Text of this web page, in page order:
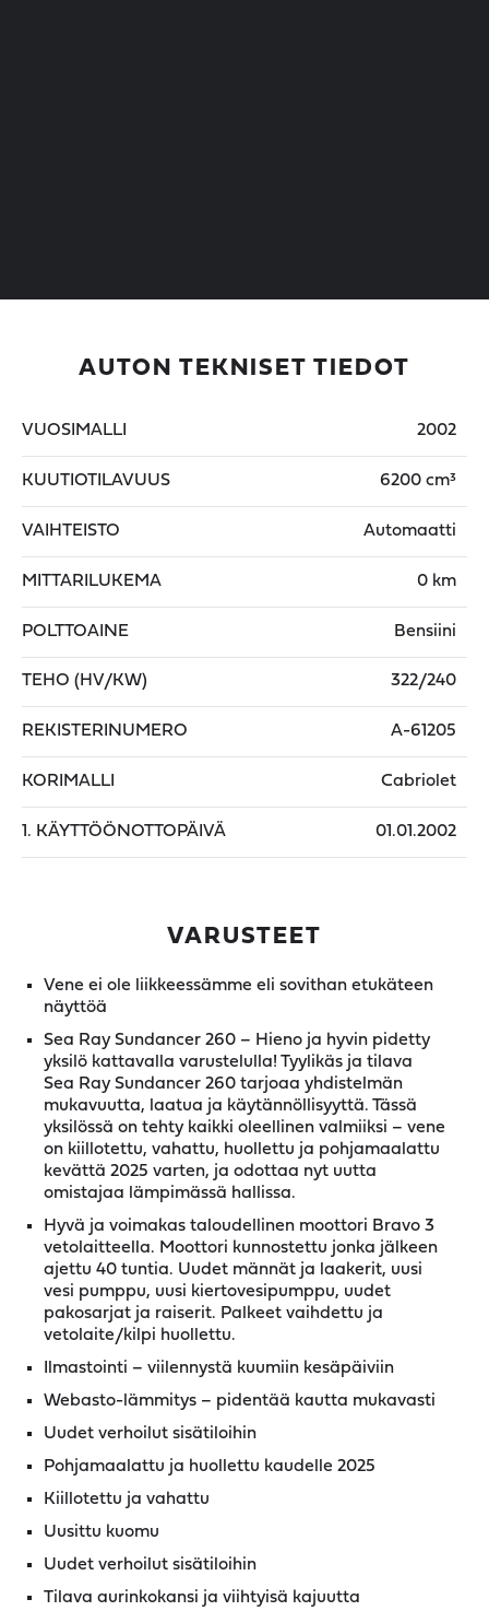
AUTON TEKNISET TIEDOT
VUOSIMALLI 2002
KUUTIOTILAVUUS 6200 cm³
VAIHTEISTO Automaatti
MITTARILUKEMA 0 km
POLTTOAINE Bensiini
TEHO (HV/KW) 322/240
REKISTERINUMERO A-61205
KORIMALLI Cabriolet
1. KÄYTTÖÖNOTTOPÄIVÄ 01.01.2002
VARUSTEET
Vene ei ole liikkeessämme eli sovithan etukäteen
näyttöä
Sea Ray Sundancer 260 – Hieno ja hyvin pidetty
yksilö kattavalla varustelulla! Tyylikäs ja tilava
Sea Ray Sundancer 260 tarjoaa yhdistelmän
mukavuutta, laatua ja käytännöllisyyttä. Tässä
yksilössä on tehty kaikki oleellinen valmiiksi – vene
on kiillotettu, vahattu, huollettu ja pohjamaalattu
kevättä 2025 varten, ja odottaa nyt uutta
omistajaa lämpimässä hallissa.
Hyvä ja voimakas taloudellinen moottori Bravo 3
vetolaitteella. Moottori kunnostettu jonka jälkeen
ajettu 40 tuntia. Uudet männät ja laakerit, uusi
vesi pumppu, uusi kiertovesipumppu, uudet
pakosarjat ja raiserit. Palkeet vaihdettu ja
vetolaite/kilpi huollettu.
Ilmastointi – viilennystä kuumiin kesäpäiviin
Webasto-lämmitys – pidentää kautta mukavasti
Uudet verhoilut sisätiloihin
Pohjamaalattu ja huollettu kaudelle 2025
Kiillotettu ja vahattu
Uusittu kuomu
Uudet verhoilut sisätiloihin
Tilava aurinkokansi ja viihtyisä kajuutta